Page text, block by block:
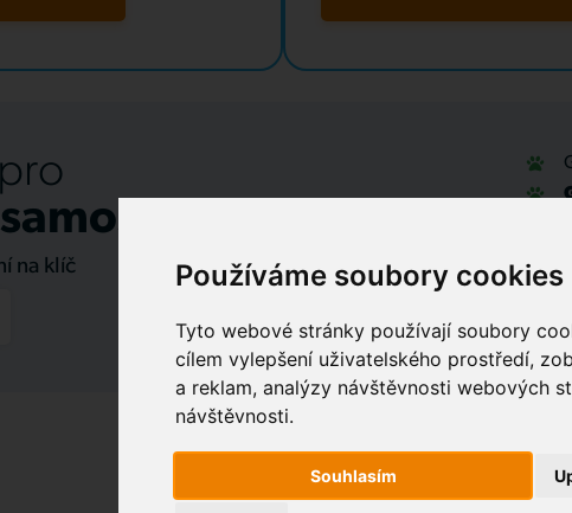
Používáme soubory cookies
Tyto webové stránky používají soubory
cílem vylepšení uživatelského prostředí,
a reklam, analýzy návštěvnosti webových
návštěvnosti.
Souhlasím
na klíč